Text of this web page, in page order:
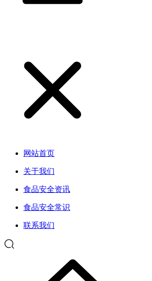
网站首页
关于我们
食品安全资讯
食品安全常识
联系我们